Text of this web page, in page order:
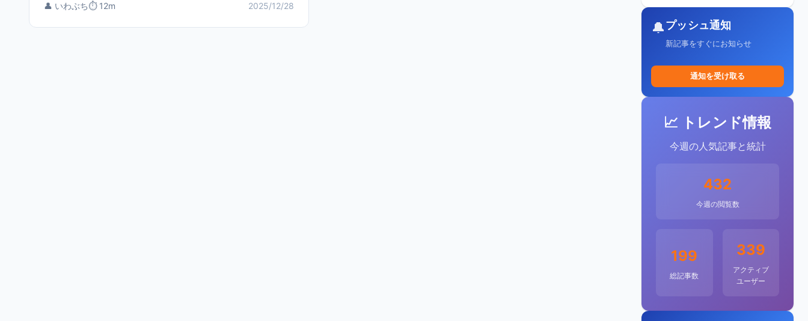
👤 いわぶち⏱️ 12m 2025/12/28
🔔プッシュ通知
新記事をすぐにお知らせ
通知を受け取る
📈 トレンド情報
今週の人気記事と統計
432
今週の閲覧数
199
総記事数
339
アクティブ
ユーザー